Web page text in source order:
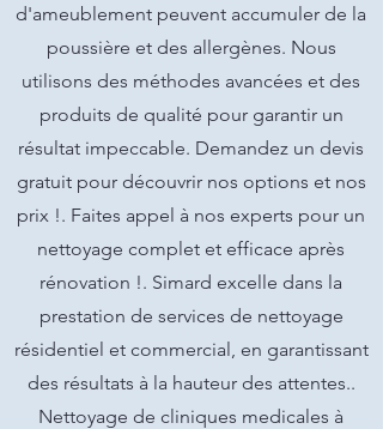
d'ameublement peuvent accumuler de la
poussière et des allergènes. Nous
utilisons des méthodes avancées et des
produits de qualité pour garantir un
résultat impeccable. Demandez un devis
gratuit pour découvrir nos options et nos
prix !. Faites appel à nos experts pour un
nettoyage complet et efficace après
rénovation !. Simard excelle dans la
prestation de services de nettoyage
résidentiel et commercial, en garantissant
des résultats à la hauteur des attentes..
Nettoyage de cliniques medicales à